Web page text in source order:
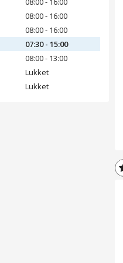
08:00 - 16:00
08:00 - 16:00
07:30 - 15:00
08:00 - 13:00
Lukket
Lukket